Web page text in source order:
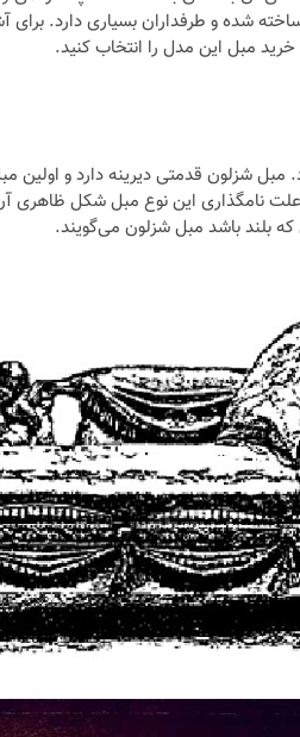
شده و طرفداران بسیاری دارد. برای
خرید مبل این مدل را انتخاب کنید.
مبل شزلون قدمتی دیرینه دارد و
نامگذاری این نوع مبل شکل ظاهری
بلند باشد مبل شزلون می‌گویند.